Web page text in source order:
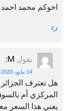
اخوكم محمد
رد
يقول M
:
14 مايو، 2020 الساعة 1:14 ص
هل تعترف
المركزي أم
يعني هذا السعر